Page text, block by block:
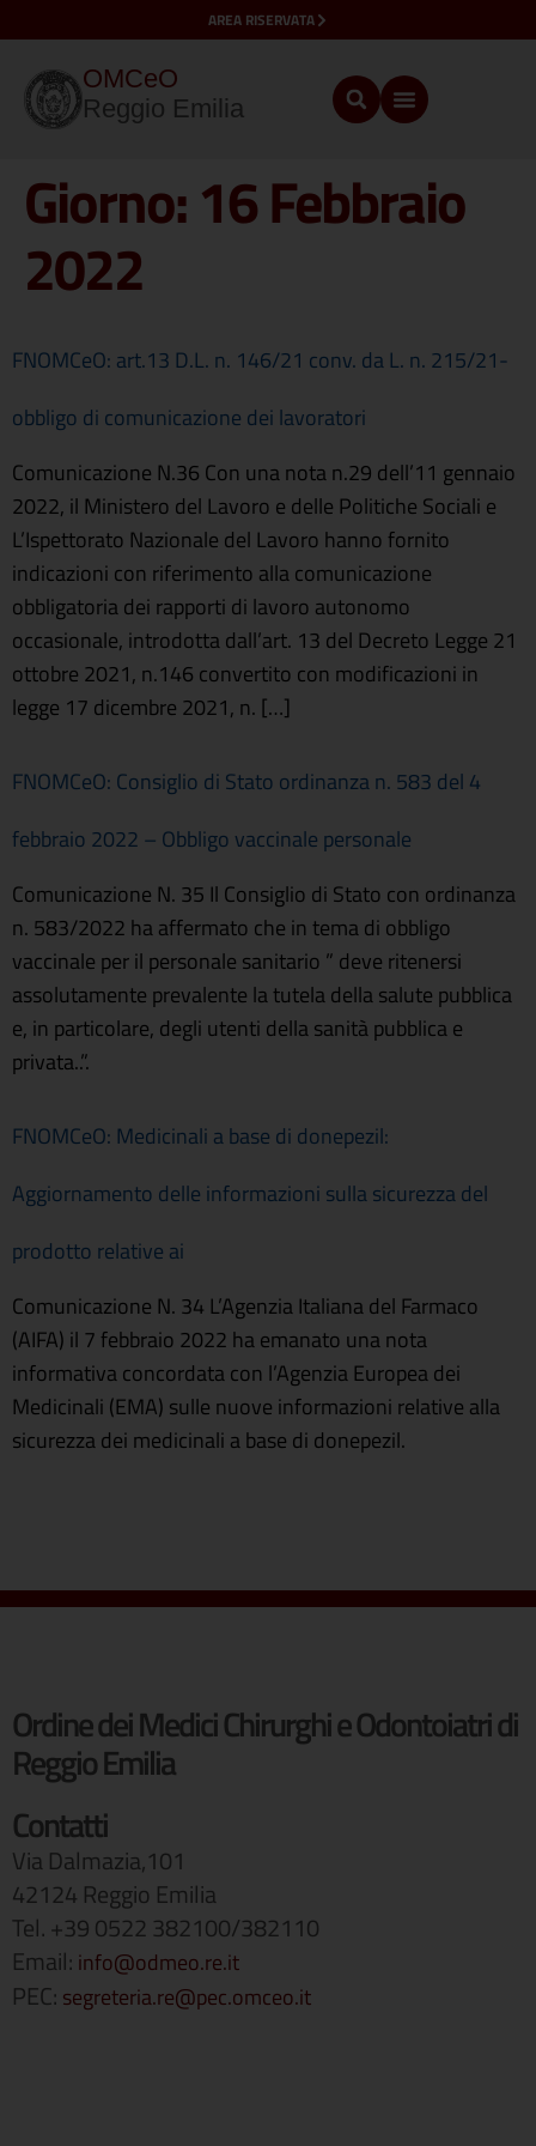
AREA RISERVATA
OMCeO
Reggio Emilia
Giorno:16 Febbraio
2022
FNOMCeO: art.13 D.L. n. 146/21 conv. da L. n. 215/21-
obbligo di comunicazione dei lavoratori
Comunicazione N.36 Con una nota n.29 dell’11 gennaio
2022, il Ministero del Lavoro e delle Politiche Sociali e
L’Ispettorato Nazionale del Lavoro hanno fornito
indicazioni con riferimento alla comunicazione
obbligatoria dei rapporti di lavoro autonomo
occasionale, introdotta dall’art. 13 del Decreto Legge 21
ottobre 2021, n.146 convertito con modificazioni in
legge 17 dicembre 2021, n. […]
FNOMCeO: Consiglio di Stato ordinanza n. 583 del 4
febbraio 2022 – Obbligo vaccinale personale
Comunicazione N. 35 Il Consiglio di Stato con ordinanza
n. 583/2022 ha affermato che in tema di obbligo
vaccinale per il personale sanitario ” deve ritenersi
assolutamente prevalente la tutela della salute pubblica
e, in particolare, degli utenti della sanità pubblica e
privata..”.
FNOMCeO: Medicinali a base di donepezil:
Aggiornamento delle informazioni sulla sicurezza del
prodotto relative ai
Comunicazione N. 34 L’Agenzia Italiana del Farmaco
(AIFA) il 7 febbraio 2022 ha emanato una nota
informativa concordata con l’Agenzia Europea dei
Medicinali (EMA) sulle nuove informazioni relative alla
sicurezza dei medicinali a base di donepezil.
Ordine dei Medici Chirurghi e Odontoiatri di
Reggio Emilia
Contatti
Via Dalmazia,101
42124 Reggio Emilia
Tel. +39 0522 382100/382110
Email: info@odmeo.re.it
PEC: segreteria.re@pec.omceo.it